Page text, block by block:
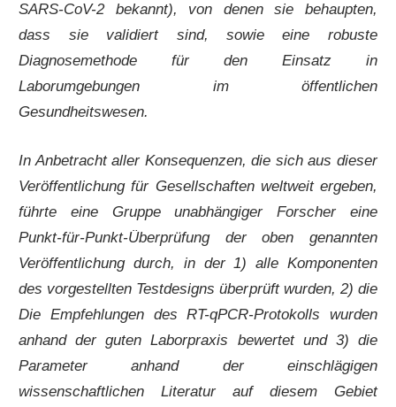
SARS-CoV-2 bekannt), von denen sie behaupten,
dass sie validiert sind, sowie eine robuste
Diagnosemethode für den Einsatz in
Laborumgebungen im öffentlichen
Gesundheitswesen.
In Anbetracht aller Konsequenzen, die sich aus dieser
Veröffentlichung für Gesellschaften weltweit ergeben,
führte eine Gruppe unabhängiger Forscher eine
Punkt-für-Punkt-Überprüfung der oben genannten
Veröffentlichung durch, in der 1) alle Komponenten
des vorgestellten Testdesigns überprüft wurden, 2) die
Die Empfehlungen des RT-qPCR-Protokolls wurden
anhand der guten Laborpraxis bewertet und 3) die
Parameter anhand der einschlägigen
wissenschaftlichen Literatur auf diesem Gebiet